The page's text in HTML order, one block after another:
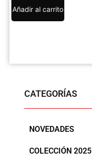
CATEGORÍAS
NOVEDADES
COLECCIÓN 2025
Añadir al carrito